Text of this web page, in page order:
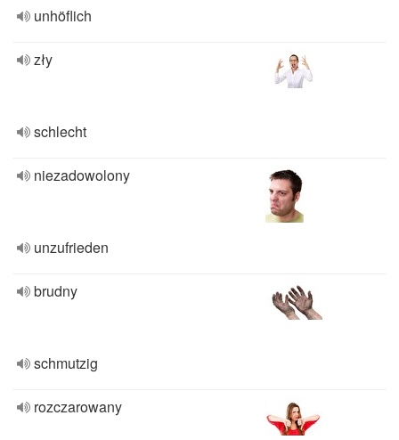
unhöflich
zły
schlecht
niezadowolony
unzufrieden
brudny
schmutzig
rozczarowany